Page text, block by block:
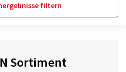
filtern
Sortiment